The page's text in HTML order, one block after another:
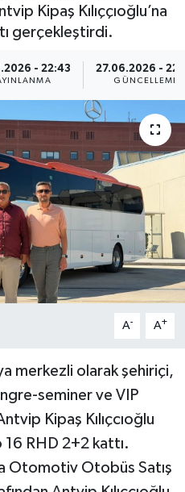
Kipaş Kılıççıoğlu’na
gerçekleştirdi.
- 22:43 27.06.2026 -
GÜNCELLEME
A- A+
merkezli olarak şehiriçi,
seminer ve VIP
Kipaş Kılıçcıoğlu
RHD 2+2 kattı.
Otomotiv Otobüs Satış